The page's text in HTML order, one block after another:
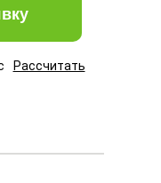
Рассчитать